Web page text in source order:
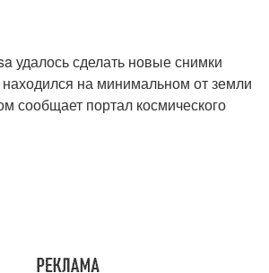
удалось сделать новые снимки
находился на минимальном от земли
сообщает портал космического